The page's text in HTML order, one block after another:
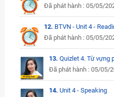
Đã phát hành : 05/05/
12. BTVN - Unit 4 -
Đã phát hành : 05/05/
13. Quizlet 4. Từ vựng
Đã phát hành : 05/05/
14. Unit 4 - Speaking